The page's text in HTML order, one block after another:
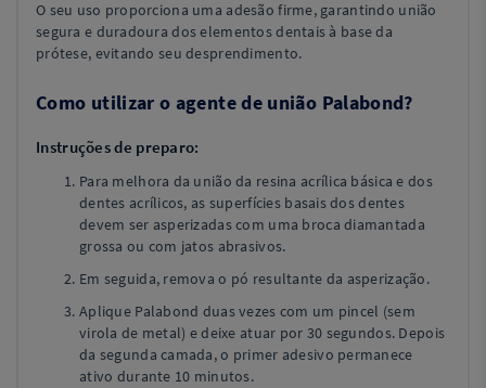
O seu uso proporciona uma adesão firme, garantindo união
segura e duradoura dos elementos dentais à base da
prótese, evitando seu desprendimento.
Como utilizar o agente de união Palabond?
Instruções de preparo:
Para melhora da união da resina acrílica básica e dos
dentes acrílicos, as superfícies basais dos dentes
devem ser asperizadas com uma broca diamantada
grossa ou com jatos abrasivos.
Em seguida, remova o pó resultante da asperização.
Aplique Palabond duas vezes com um pincel (sem
virola de metal) e deixe atuar por 30 segundos. Depois
da segunda camada, o primer adesivo permanece
ativo durante 10 minutos.